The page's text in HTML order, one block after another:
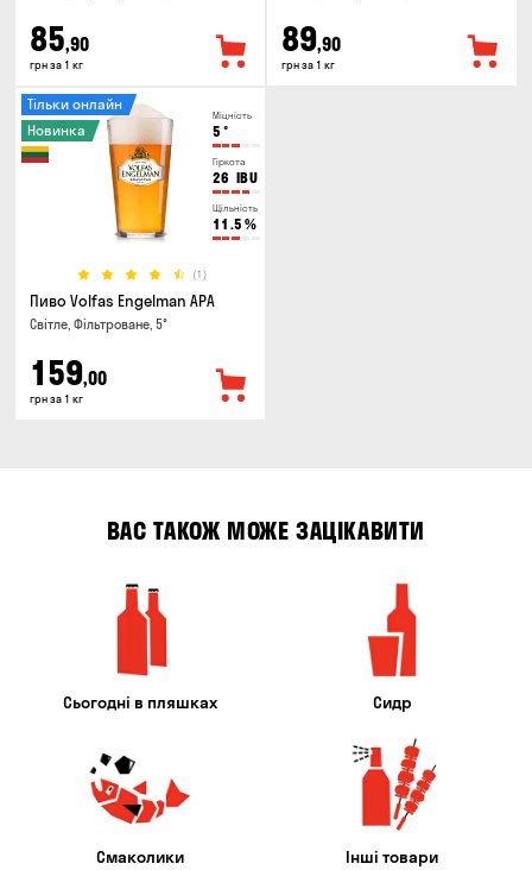
85,90
грн за 1 кг
89,90
грн за 1 кг
Міцність
5 °
Гіркота
26 IBU
Щільність
11.5 %
(1)
Тільки онлайн
Новинка
Пиво Volfas Engelman APA
Світле, Фільтроване, 5°
159,00
грн за 1 кг
ВАС ТАКОЖ МОЖЕ ЗАЦІКАВИТИ
Сьогодні в пляшках Сидр
Смаколики Інші товари